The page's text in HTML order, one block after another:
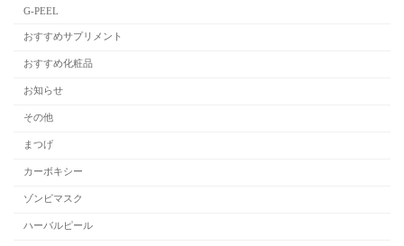
G-PEEL
おすすめサプリメント
おすすめ化粧品
お知らせ
その他
まつげ
カーボキシー
ゾンビマスク
ハーバルピール